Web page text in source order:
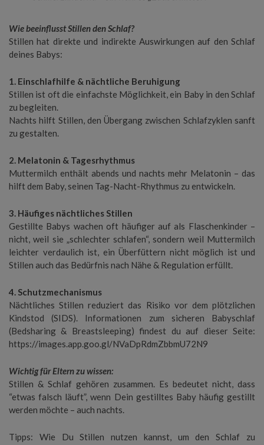
Wie beeinflusst Stillen den Schlaf?
Stillen hat direkte und indirekte Auswirkungen auf den Schlaf
deines Babys:
1. Einschlafhilfe & nächtliche Beruhigung
Stillen ist oft die einfachste Möglichkeit, ein Baby in den Schlaf
zu begleiten.
Nachts hilft Stillen, den Übergang zwischen Schlafzyklen sanft
zu gestalten.
2. Melatonin & Tagesrhythmus
Muttermilch enthält abends und nachts mehr Melatonin – das
hilft dem Baby, seinen Tag-Nacht-Rhythmus zu entwickeln.
3. Häufiges nächtliches Stillen
Gestillte Babys wachen oft häufiger auf als Flaschenkinder –
nicht, weil sie „schlechter schlafen“, sondern weil Muttermilch
leichter verdaulich ist, ein Überfüttern nicht möglich ist und
Stillen auch das Bedürfnis nach Nähe & Regulation erfüllt.
4. Schutzmechanismus
Nächtliches Stillen reduziert das Risiko vor dem plötzlichen
Kindstod (SIDS). Informationen zum sicheren Babyschlaf
(Bedsharing & Breastsleeping) findest du auf dieser Seite:
https://images.app.goo.gl/NVaDpRdmZbbmU72N9
Wichtig für Eltern zu wissen:
Stillen & Schlaf gehören zusammen. Es bedeutet nicht, dass
“etwas falsch läuft”, wenn Dein gestilltes Baby häufig gestillt
werden möchte – auch nachts.
Tipps: Wie Du Stillen nutzen kannst, um den Schlaf zu